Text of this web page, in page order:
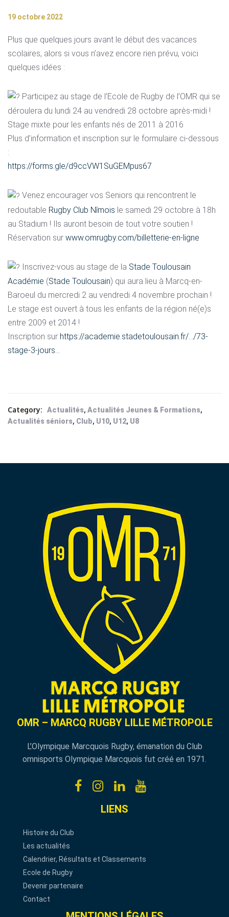
19 octobre 2022
Plus que quelques jours avant le début des vacances
scolaires, alors si vous n’avez encore rien prévu, voici
quelques idées :
Participez au stage de l’Ecole de Rugby de l’OMR qui se
déroulera du lundi 24 au vendredi 28 octobre après-midi !
Stage mixte pour les enfants nés de 2011 à 2016
Plus d’information et inscription sur le formulaire ci-dessous
:
https://forms.gle/d9ccVW1SuGEMpus67
Venez encourager vos Seniors qui rencontrent le
redoutable Rugby Club Nîmois le samedi 29 octobre à 18h
au Stadium ! Ils auront besoin de tout votre soutien !
Réservation sur www.omrugby.com/billetterie-en-ligne
Inscrivez-vous au stage de la Stade Toulousain
Académie (Stade Toulousain) qui aura lieu à Marcq-en-
Baroeul du mercredi 2 au vendredi 4 novembre prochain !
Le stage est ouvert à tous les enfants de la région né(e)s
entre 2009 et 2014 !
Inscription sur https://academie.stadetoulousain.fr/…/73-
stage-3-jours…
Category: Actualités, Actualités Jeunes & Formations,
Actualités séniors, Club, U10, U12, U8
OMR – MARCQ RUGBY LILLE MÉTROPOLE
L’Olympique Marcquois Rugby, émanation du Club
omnisports Olympique Marcquois fut créé en 1971.
LIENS
Histoire du Club
Les actualités
Calendrier, Résultats et Classements
Ecole de Rugby
Devenir partenaire
Contact